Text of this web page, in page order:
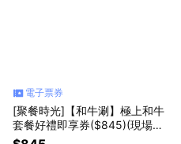
電子票券
[聚餐時光]【和牛涮】極上和牛
套餐好禮即享券($845)(現場加
價可升級其他套餐)(一次需購買2